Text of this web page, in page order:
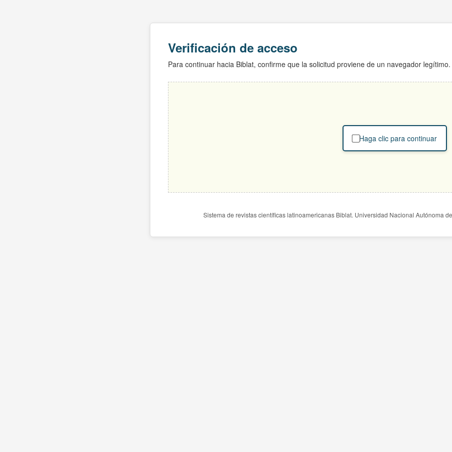
Verificación de acceso
Para continuar hacia Biblat, confirme que la solicitud proviene de un navegador legítimo.
Haga clic para continuar
Sistema de revistas científicas latinoamericanas Biblat. Universidad Nacional Autónoma